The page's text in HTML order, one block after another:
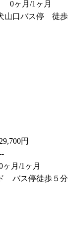
0ヶ月/1ヶ月
山口バス停 徒
29,700円
ヶ月/1ヶ月
バス停徒歩５分